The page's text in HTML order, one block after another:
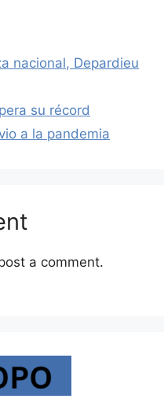
nacional, Depardieu
su récord
a la pandemia
a comment.